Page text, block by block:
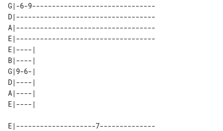
G|-6-9-------------------------------
D|-----------------------------------
A|-----------------------------------
E|-----------------------------------
E|----|
B|----|
G|9-6-|
D|----|
A|----|
E|--------------------7--------------